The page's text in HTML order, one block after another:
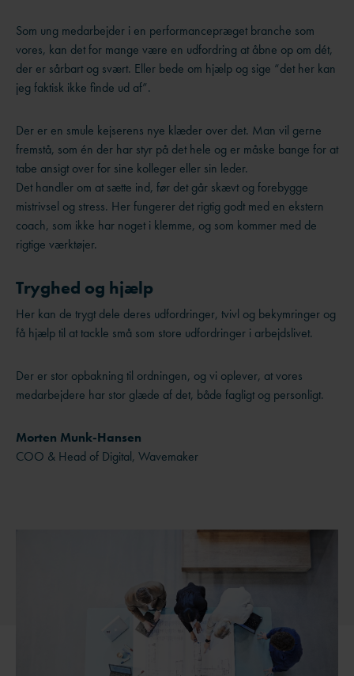
Som ung medarbejder i en performancepræget branche som
vores, kan det for mange være en udfordring at åbne op om dét,
der er sårbart og svært. Eller bede om hjælp og sige “det her kan
jeg faktisk ikke finde ud af”.
Der er en smule kejserens nye klæder over det. Man vil gerne
fremstå, som én der har styr på det hele og er måske bange for at
tabe ansigt over for sine kolleger eller sin leder.
Det handler om at sætte ind, før det går skævt og forebygge
mistrivsel og stress. Her fungerer det rigtig godt med en ekstern
coach, som ikke har noget i klemme, og som kommer med de
rigtige værktøjer.
Tryghed og hjælp
Her kan de trygt dele deres udfordringer, tvivl og bekymringer og
få hjælp til at tackle små som store udfordringer i arbejdslivet.
Der er stor opbakning til ordningen, og vi oplever, at vores
medarbejdere har stor glæde af det, både fagligt og personligt.
Morten Munk-Hansen
COO & Head of Digital, Wavemaker